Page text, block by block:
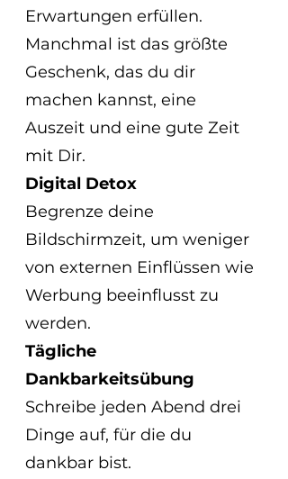
Erwartungen erfüllen.
Manchmal ist das größte
Geschenk, das du dir
machen kannst, eine
Auszeit und eine gute Zeit
mit Dir.
Digital Detox
Begrenze deine
Bildschirmzeit, um weniger
von externen Einflüssen wie
Werbung beeinflusst zu
werden.
Tägliche
Dankbarkeitsübung
Schreibe jeden Abend drei
Dinge auf, für die du
dankbar bist.